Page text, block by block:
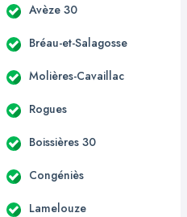
Avèze 30
Bréau-et-Salagosse
Molières-Cavaillac
Rogues
Boissières 30
Congéniès
Lamelouze